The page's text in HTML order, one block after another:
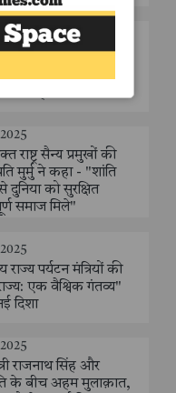
कहा – “दुनिया को
राष्ट्र सैन्य प्रमुखों की
मुर्मु ने कहा - "शांति
को सुरक्षित
समाज मिले"
पर्यटन मंत्रियों की
एक वैश्विक गंतव्य"
दिशा
राजनाथ सिंह और
के बीच अहम मुलाक़ात,